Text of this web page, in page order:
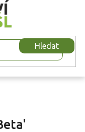
Hledat